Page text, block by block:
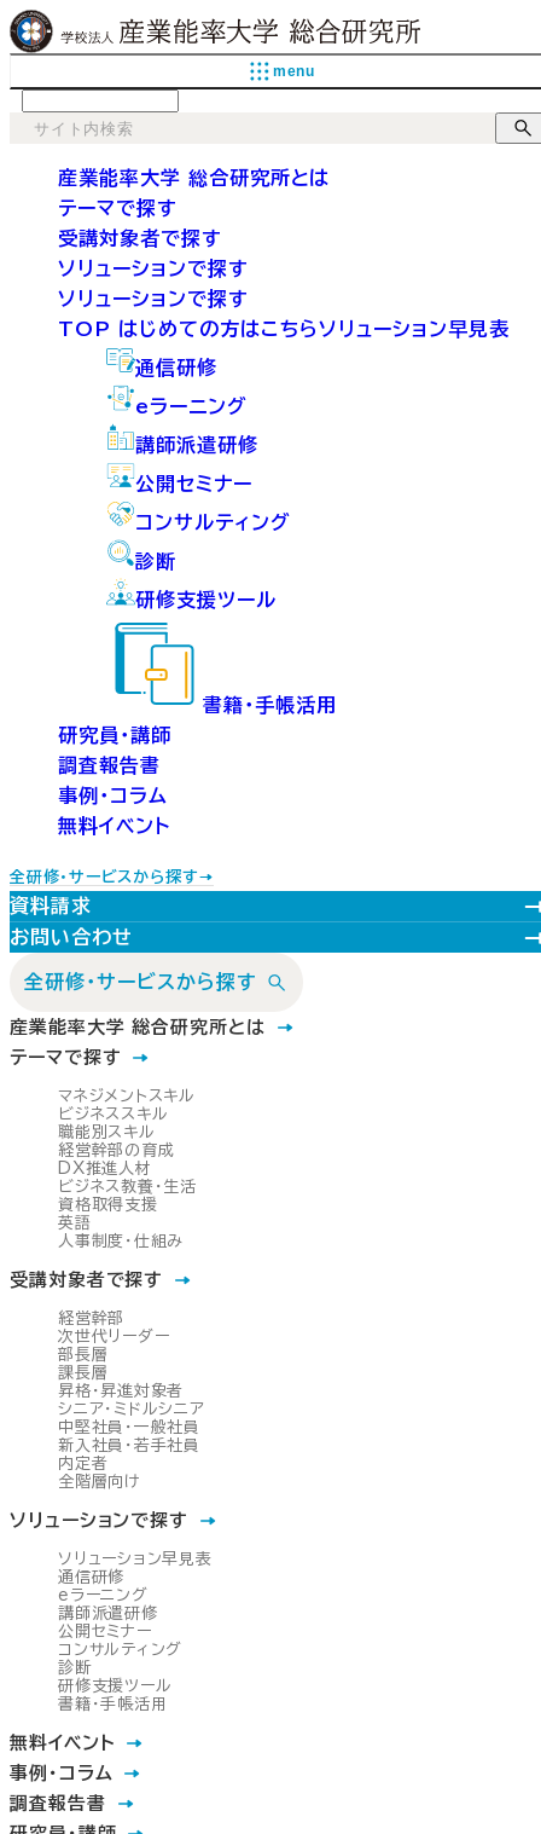
menu
産業能率大学 総合研究所とは
テーマで探す
受講対象者で探す
ソリューションで探す
ソリューションで探す
TOP はじめての方はこちらソリューション早見表
通信研修
eラーニング
講師派遣研修
公開セミナー
コンサルティング
診断
研修支援ツール
書籍・手帳活用
研究員・講師
調査報告書
事例・コラム
無料イベント
全研修・サービスから探す
資料請求
お問い合わせ
全研修・サービスから探す
産業能率大学 総合研究所とは
テーマで探す
マネジメントスキル
ビジネススキル
職能別スキル
経営幹部の育成
DX推進人材
ビジネス教養・生活
資格取得支援
英語
人事制度・仕組み
受講対象者で探す
経営幹部
次世代リーダー
部長層
課長層
昇格・昇進対象者
シニア・ミドルシニア
中堅社員・一般社員
新入社員・若手社員
内定者
全階層向け
ソリューションで探す
ソリューション早見表
通信研修
eラーニング
講師派遣研修
公開セミナー
コンサルティング
診断
研修支援ツール
書籍・手帳活用
無料イベント
事例・コラム
調査報告書